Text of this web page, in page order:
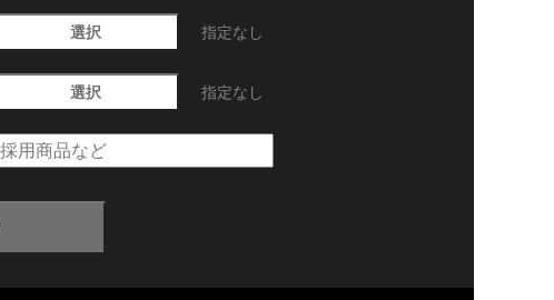
選択 指定なし
選択 指定なし